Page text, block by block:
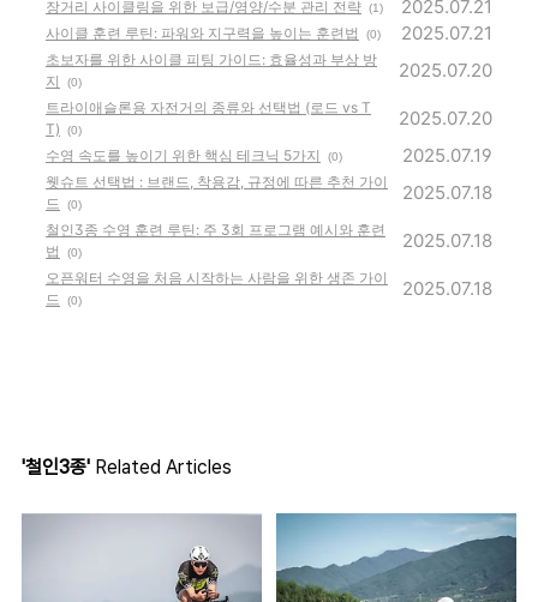
장거리 사이클링을 위한 보급/영양/수분 관리 전략 (1) 2025.07.21
사이클 훈련 루틴: 파워와 지구력을 높이는 훈련법 (0) 2025.07.21
초보자를 위한 사이클 피팅 가이드: 효율성과 부상 방
지
(0)
2025.07.20
트라이애슬론용 자전거의 종류와 선택법 (로드 vs T
T)
(0)
2025.07.20
수영 속도를 높이기 위한 핵심 테크닉 5가지 (0) 2025.07.19
웻슈트 선택법 : 브랜드, 착용감, 규정에 따른 추천 가이
드
(0)
2025.07.18
철인3종 수영 훈련 루틴: 주 3회 프로그램 예시와 훈련
법
(0)
2025.07.18
오픈워터 수영을 처음 시작하는 사람을 위한 생존 가이
드
(0)
2025.07.18
'철인3종' Related Articles